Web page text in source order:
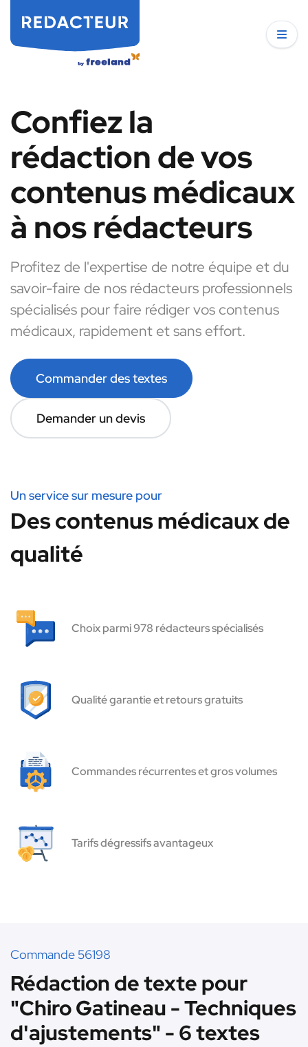
Confiez la
rédaction de vos
contenus médicaux
à nos rédacteurs
Profitez de l'expertise de notre équipe et du
savoir-faire de nos rédacteurs professionnels
spécialisés pour faire rédiger vos contenus
médicaux, rapidement et sans effort.
Commander des textes
Demander un devis
Un service sur mesure pour
Des contenus médicaux de
qualité
Choix parmi 978 rédacteurs spécialisés
Qualité garantie et retours gratuits
Commandes récurrentes et gros volumes
Tarifs dégressifs avantageux
Commande 56198
Rédaction de texte pour
"Chiro Gatineau - Techniques
d'ajustements" - 6 textes